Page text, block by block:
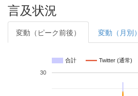
言及状況
変動（ピーク前後） 変動（月別）
合計 Twitter (通常)
30